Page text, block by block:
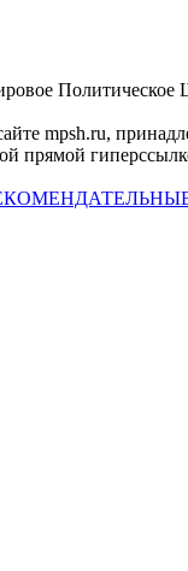
Политическое
mpsh.ru,
прямой